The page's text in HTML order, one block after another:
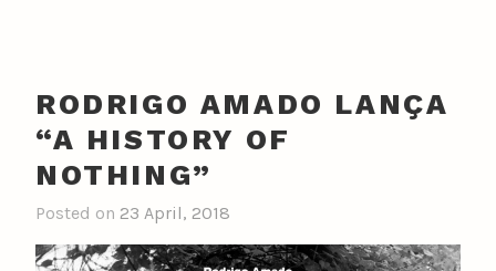
RODRIGO AMADO LANÇA
“A HISTORY OF
NOTHING”
Posted on 23 April, 2018